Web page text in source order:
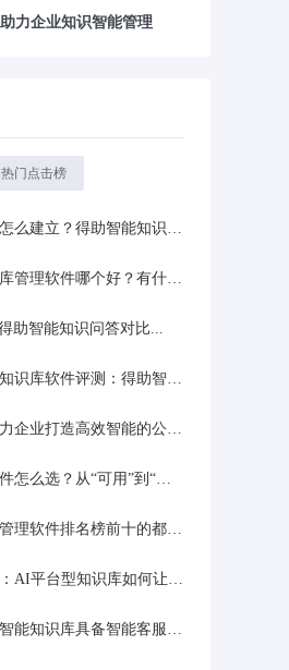
力企业知识智能管理
热门点击榜
建立？得助智能知识问答打造...
理软件哪个好？有什么推...
助智能知识问答对比...
库软件评测：得助智能知...
业打造高效智能的公司内部知...
么选？从“可用”到“好用”...
软件排名榜前十的都有哪...
平台型知识库如何让金融业...
知识库具备智能客服机器人吗...